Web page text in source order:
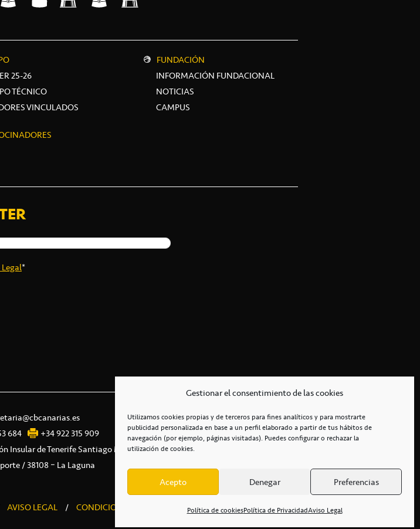
Gestionar el consentimiento de las cookies
Utilizamos cookies propias y de terceros para fines analíticos y para mostrarte
publicidad personalizada en base a un perfil elaborado a partir de tus hábitos de
navegación (por ejemplo, páginas visitadas). Puedes configurar o rechazar la
utilización de cookies.
Acepto Denegar Preferencias
Política de cookiesPolítica de PrivacidadAviso Legal
25-26
TÉCNICO
VINCULADOS
FUNDACIÓN
INFORMACIÓN FUNDACIONAL
NOTICIAS
CAMPUS
*
684
+34 922 315 909
Insular de Tenerife Santiago Martín
/ 38108 – La Laguna
AVISO LEGAL / CONDICIONES COMERCIALES / ACCESIBILIDAD